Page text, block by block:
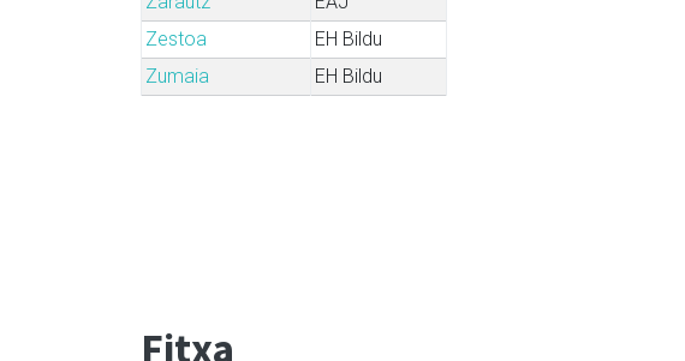
Zestoa
EH Bildu
Zumaia
EH Bildu
Fitxa